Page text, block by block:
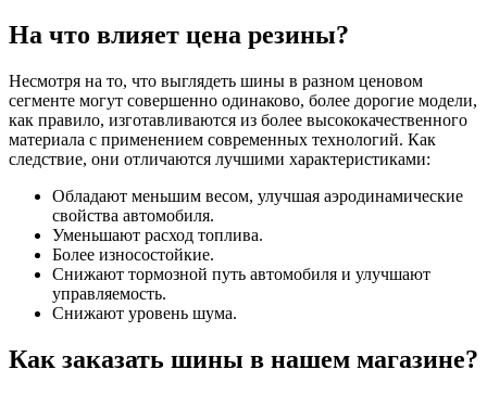
На что влияет цена резины?
Несмотря на то, что выглядеть шины в разном ценовом
сегменте могут совершенно одинаково, более дорогие модели,
как правило, изготавливаются из более высококачественного
материала с применением современных технологий. Как
следствие, они отличаются лучшими характеристиками:
Обладают меньшим весом, улучшая аэродинамические
свойства автомобиля.
Уменьшают расход топлива.
Более износостойкие.
Снижают тормозной путь автомобиля и улучшают
управляемость.
Снижают уровень шума.
Как заказать шины в нашем магазине?